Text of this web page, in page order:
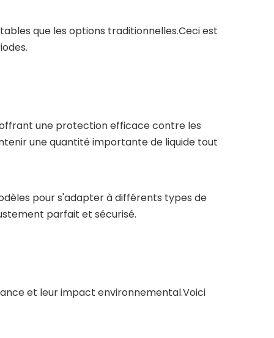
que les options traditionnelles.Ceci est
une protection efficace contre les
une quantité importante de liquide tout
pour s'adapter à différents types de
parfait et sécurisé.
et leur impact environnemental.Voici